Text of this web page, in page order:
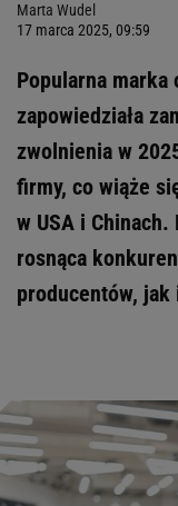
Marta Wudel
17 marca 2025, 09:59
Popularna
zapowiedziała
zwolnienia w
firmy, co wiąże
w USA i
rosnąca
producentów,